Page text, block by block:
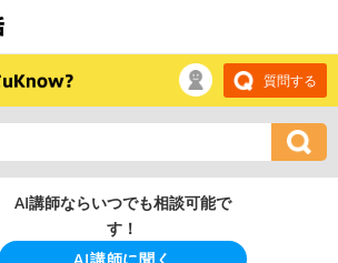
質問する
AI講師ならいつでも相談可能で
す！
AI講師に聞く